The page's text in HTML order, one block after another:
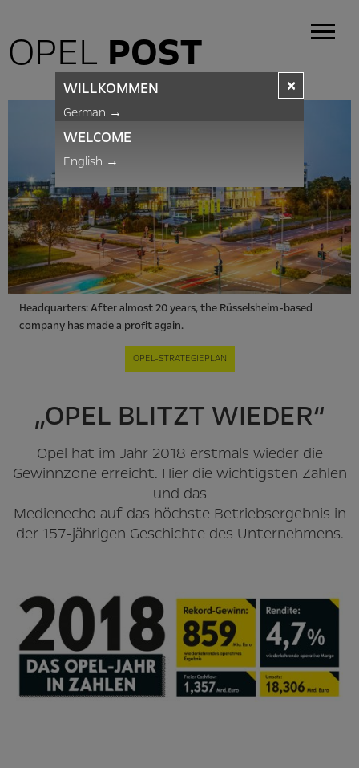
OPEL POST
Headquarters: After almost 20 years, the Rüsselsheim-based
company has made a profit again.
OPEL-STRATEGIEPLAN
„OPEL BLITZT WIEDER“
Opel hat im Jahr 2018 erstmals wieder die
Gewinnzone erreicht. Hier die wichtigsten Zahlen
und das
Medienecho auf das höchste Betriebsergebnis in
der 157-jährigen Geschichte des Unternehmens.
×
WILLKOMMEN
German →
WELCOME
English →